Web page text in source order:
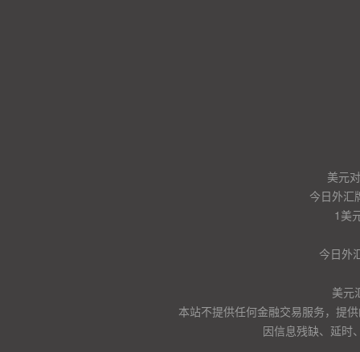
美元
今日外汇
1美
今日外
美元
本站不提供任何金融交易服务，提
因信息残缺、延时